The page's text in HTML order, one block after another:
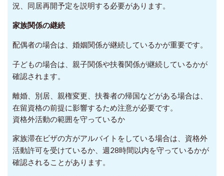
況、同居再開予定を説明する必要があります。
家族関係の継続
配偶者の場合は、婚姻関係が継続しているかが重要です。
子どもの場合は、親子関係や扶養関係が継続しているかが
確認されます。
離婚、別居、親権変更、扶養者の帰国などがある場合は、
在留資格の前提に影響するため注意が必要です。
資格外活動の範囲を守っているか
家族滞在ビザの方がアルバイトをしている場合は、資格外
活動許可を受けているか、週28時間以内を守っているかが
確認されることがあります。